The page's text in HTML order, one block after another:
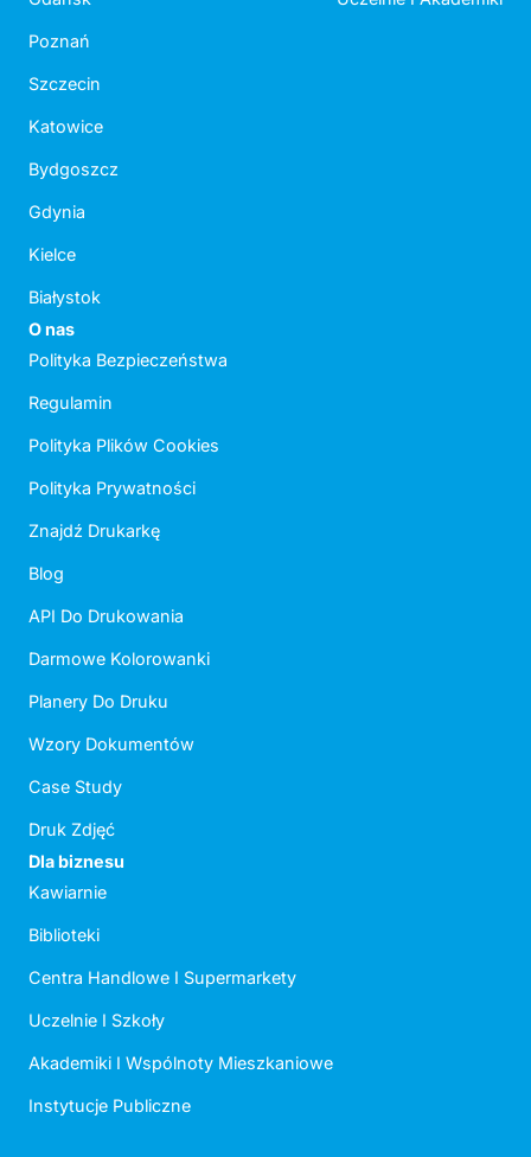
Poznań
Szczecin
Katowice
Bydgoszcz
Gdynia
Kielce
Białystok
O nas
Polityka Bezpieczeństwa
Regulamin
Polityka Plików Cookies
Polityka Prywatności
Znajdź Drukarkę
Blog
API Do Drukowania
Darmowe Kolorowanki
Planery Do Druku
Wzory Dokumentów
Case Study
Druk Zdjęć
Dla biznesu
Kawiarnie
Biblioteki
Centra Handlowe I Supermarkety
Uczelnie I Szkoły
Akademiki I Wspólnoty Mieszkaniowe
Instytucje Publiczne